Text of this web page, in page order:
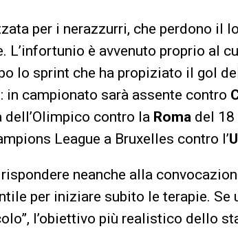
per i nerazzurri, che perdono il
L’infortunio è avvenuto proprio al
lo sprint che ha propiziato il gol
campionato sarà assente contro
contro la Roma del 18
League a Bruxelles contro l’
rispondere neanche alla
per iniziare subito le terapie. Se
l’obiettivo più realistico dello